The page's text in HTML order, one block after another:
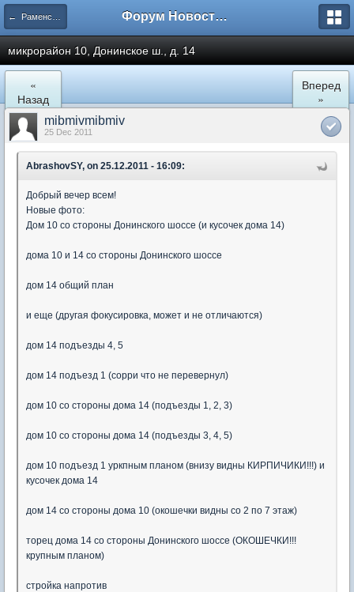
← Раменское Форум Новостройки
микрорайон 10, Донинское ш., д. 14
«
Назад
Вперед
»
mibmivmibmiv
25 Dec 2011
AbrashovSY, on 25.12.2011 - 16:09:
Добрый вечер всем!
Новые фото:
Дом 10 со стороны Донинского шоссе (и кусочек дома 14)
дома 10 и 14 со стороны Донинского шоссе
дом 14 общий план
и еще (другая фокусировка, может и не отличаются)
дом 14 подъезды 4, 5
дом 14 подъезд 1 (сорри что не перевернул)
дом 10 со стороны дома 14 (подъезды 1, 2, 3)
дом 10 со стороны дома 14 (подъезды 3, 4, 5)
дом 10 подъезд 1 уркпным планом (внизу видны КИРПИЧИКИ!!!) и
кусочек дома 14
дом 14 со стороны дома 10 (окошечки видны со 2 по 7 этаж)
торец дома 14 со стороны Донинского шоссе (ОКОШЕЧКИ!!!
крупным планом)
стройка напротив